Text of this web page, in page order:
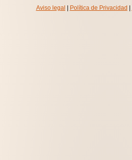
Aviso legal | Política de Privacidad |